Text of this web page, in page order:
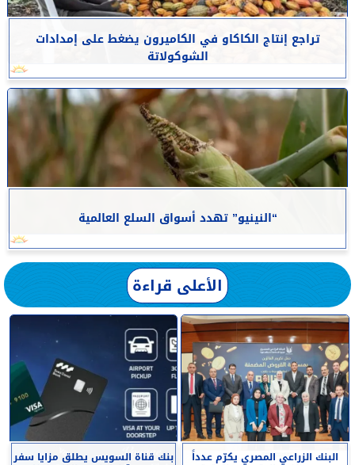
تراجع إنتاج الكاكاو في الكاميرون يضغط على إمدادات
الشوكولاتة
“النينيو” تهدد أسواق السلع العالمية
الأعلى قراءة
البنك الزراعي المصري يكرّم عدداً بنك قناة السويس يطلق مزايا سفر